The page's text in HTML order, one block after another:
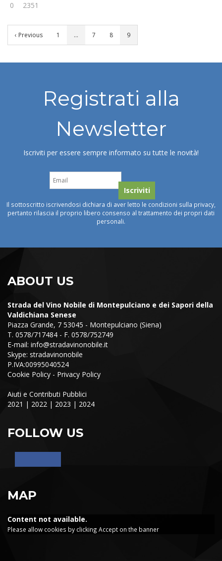
0 2351
‹ Previous 1 … 7 8 9
Registrati alla
Newsletter
Iscriviti per essere sempre informato su tutte le novità!
Il sottoscritto iscrivendosi dichiara di aver letto le condizioni sulla privacy,
pertanto rilascia il proprio libero consenso al trattamento dei propri dati
personali.
ABOUT US
Strada del Vino Nobile di Montepulciano e dei Sapori della
Valdichiana Senese
Piazza Grande, 7 53045 - Montepulciano (Siena)
T. 0578/717484 - F. 0578/752749
E-mail: info@stradavinonobile.it
Skype: stradavinonobile
P.IVA:00995040524
Cookie Policy - Privacy Policy
Aiuti e Contributi Pubblici
2021 | 2022 | 2023 | 2024
FOLLOW US
MAP
Content not available.
Please allow cookies by clicking Accept on the banner